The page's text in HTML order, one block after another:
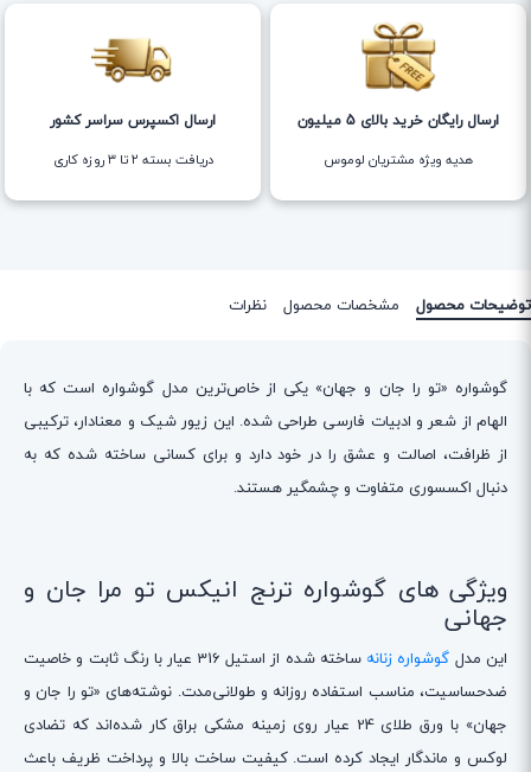
ارسال رایگان خرید بالای 5 میلیون
هدیه ویژه مشتریان لوموس
ارسال اکسپرس سراسر کشور
دریافت بسته ۲ تا ۳ روزه کاری
توضیحات محصول مشخصات محصول نظرات
گوشواره «تو را جان و جهان» یکی از خاص‌ترین مدل‌ گوشواره است که با
الهام از شعر و ادبیات فارسی طراحی شده. این زیور شیک و معنادار، ترکیبی
از ظرافت، اصالت و عشق را در خود دارد و برای کسانی ساخته شده که به
دنبال اکسسوری متفاوت و چشمگیر هستند.
ویژگی های گوشواره ترنج انیکس تو مرا جان و
جهانی
این مدل گوشواره زنانه
ساخته شده از استیل 316 عیار با رنگ ثابت و خاصیت
ضدحساسیت، مناسب استفاده روزانه و طولانی‌مدت. نوشته‌های «تو را جان و
جهان» با ورق طلای 24 عیار روی زمینه مشکی براق کار شده‌اند که تضادی
لوکس و ماندگار ایجاد کرده است. کیفیت ساخت بالا و پرداخت ظریف باعث